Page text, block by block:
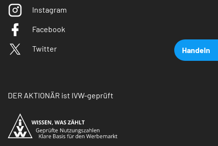
Handeln
Instagram
Facebook
Twitter
DER AKTIONÄR ist IVW-geprüft